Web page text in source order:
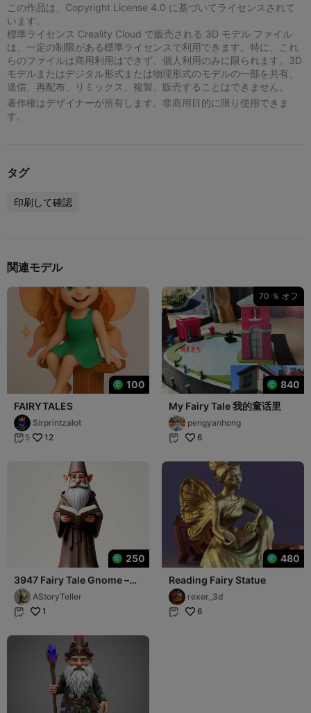
この作品は、Copyright License 4.0 に基づいてライセンスされて
います。
標準ライセンス Creality Cloud で販売される 3D モデル ファイル
は、一定の制限がある標準ライセンスで利用できます。特に、これ
らのファイルは商用利用はできず、個人利用のみに限られます。3D
モデルまたはデジタル形式または物理形式のモデルの一部を共有、
送信、再配布、リミックス、複製、販売することはできません。
著作権はデザイナーが所有します。非商用目的に限り使用できま
す。
タグ
印刷して確認
関連モデル
100
FAIRYTALES
Sirprintzalot
 5 12
70 ％ オフ
840
My Fairy Tale 我的童话里
pengyanhong
 6
250
3947 Fairy Tale Gnome –
Color Full-Body Figurine
3D STL
AStoryTeller
 1
480
Reading Fairy Statue
rexer_3d
 6